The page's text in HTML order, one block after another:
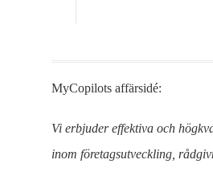
MyCopilots affärsidé:
Vi erbjuder effektiva och
inom företagsutveckling,